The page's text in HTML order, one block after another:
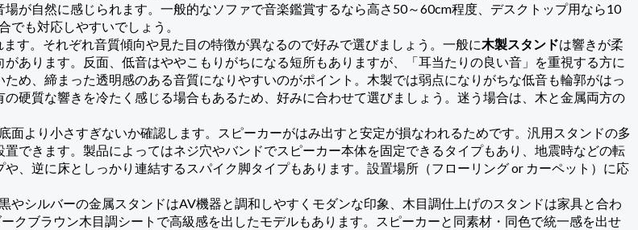
が自然に感じられます。一般的なソファで音楽鑑賞するなら高さ50～60cm程度、デスクトップ用なら10
でも対応しやすいでしょう。
ます。それぞれ音質傾向や見た目の特徴が異なるので好みで選びましょう。一般に木製スタンドは響きが柔
あります。反面、低音はややこもりがちになる短所もありますが、「耳当たりの良い音」を重視する方に
め、締まった透明感のある音質になりやすいのがポイント。木製では弱点になりがちな低音も輪郭がはっ
硬質な響きを冷たく感じる場合もあるため、好みに合わせて選びましょう。迷う場合は、木と金属両方の
面より小さすぎないか確認します。スピーカーがはみ出すと安定が損なわれるためです。汎用スタンドの多
できます。製品によってはネジ穴やバンドでスピーカー本体を固定できるタイプもあり、地震時などの転
、逆に床としっかり連結するスパイク脚タイプもあります。設置場所（フローリング or カーペット）に応
やシルバーの金属スタンドはAV機器と調和しやすくモダンな印象、木目調仕上げのスタンドは家具と合わ
クブラウン木目調シートで高級感を出したモデルもあります。スピーカーと同素材・同色で統一感を出せ